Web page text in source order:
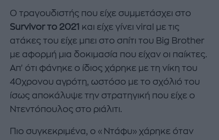
Ο τραγουδιστής που είχε συμμετάσχει στο
Survivor το 2021 και είχε γίνει viral με τις
ατάκες του είχε μπει στο σπίτι του Big Brother
με αφορμή μια δοκιμασία που είχαν οι παίκτες.
Απ' ότι φάνηκε ο ίδιος χάρηκε με τη νίκη του
40χρονου αγρότη, ωστόσο με το σχόλιό του
ίσως αποκάλυψε την στρατηγική που είχε ο
Ντεντόπουλος στο ριάλιτι.
Πιο συγκεκριμένα, ο «Ντάφυ» χάρηκε όταν